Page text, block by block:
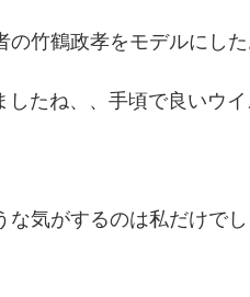
竹鶴政孝をモデルにした
たね、、手頃で良いウ
気がするのは私だけでし